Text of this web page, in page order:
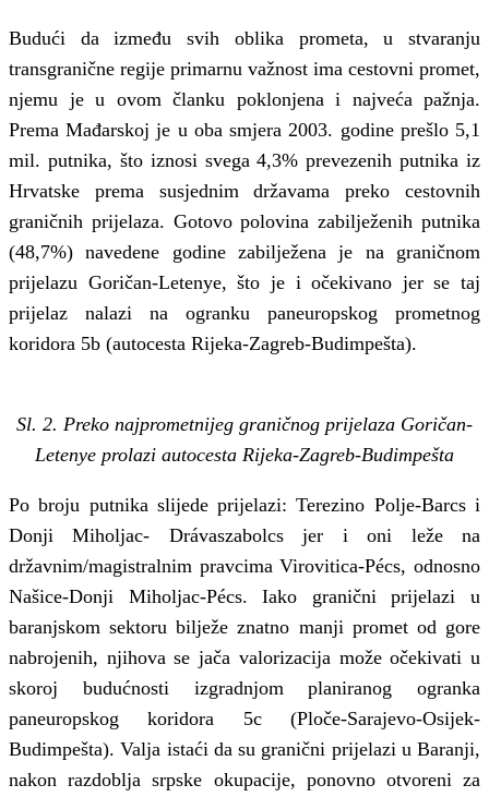
Budući da između svih oblika prometa, u stvaranju
transgranične regije primarnu važnost ima cestovni promet,
njemu je u ovom članku poklonjena i najveća pažnja.
Prema Mađarskoj je u oba smjera 2003. godine prešlo 5,1
mil. putnika, što iznosi svega 4,3% prevezenih putnika iz
Hrvatske prema susjednim državama preko cestovnih
graničnih prijelaza. Gotovo polovina zabilježenih putnika
(48,7%) navedene godine zabilježena je na graničnom
prijelazu Goričan-Letenye, što je i očekivano jer se taj
prijelaz nalazi na ogranku paneuropskog prometnog
koridora 5b (autocesta Rijeka-Zagreb-Budimpešta).
Sl. 2. Preko najprometnijeg graničnog prijelaza Goričan-
Letenye prolazi autocesta Rijeka-Zagreb-Budimpešta
Po broju putnika slijede prijelazi: Terezino Polje-Barcs i
Donji Miholjac- Drávaszabolcs jer i oni leže na
državnim/magistralnim pravcima Virovitica-Pécs, odnosno
Našice-Donji Miholjac-Pécs. Iako granični prijelazi u
baranjskom sektoru bilježe znatno manji promet od gore
nabrojenih, njihova se jača valorizacija može očekivati u
skoroj budućnosti izgradnjom planiranog ogranka
paneuropskog koridora 5c (Ploče-Sarajevo-Osijek-
Budimpešta). Valja istaći da su granični prijelazi u Baranji,
nakon razdoblja srpske okupacije, ponovno otvoreni za